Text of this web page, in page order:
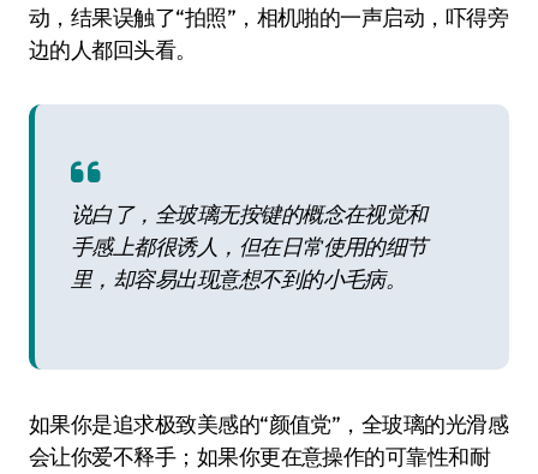
动，结果误触了“拍照”，相机啪的一声启动，吓得旁
边的人都回头看。
说白了，全玻璃无按键的概念在视觉和
手感上都很诱人，但在日常使用的细节
里，却容易出现意想不到的小毛病。
如果你是追求极致美感的“颜值党”，全玻璃的光滑感
会让你爱不释手；如果你更在意操作的可靠性和耐